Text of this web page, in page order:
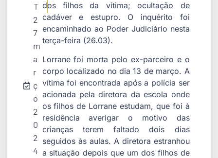
T
2
7
m
a
r
ç
o
2
0
2
4
dos filhos da vítima; ocultação de
cadáver e estupro. O inquérito foi
encaminhado ao Poder Judiciário nesta
terça-feira (26.03).
Lorrane foi morta pelo ex-parceiro e o
corpo localizado no dia 13 de março. A
vítima foi encontrada após a polícia ser
acionada pela diretora da escola onde
os filhos de Lorrane estudam, que foi à
residência averigar o motivo das
crianças terem faltado dois dias
seguidos às aulas. A diretora estranhou
a situação depois que um dos filhos de